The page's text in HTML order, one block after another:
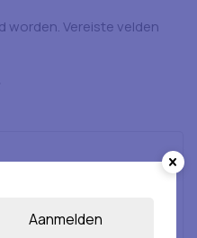
worden.Vereiste velden
Aanmelden